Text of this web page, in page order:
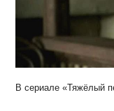
В сериале «Тяжёлый